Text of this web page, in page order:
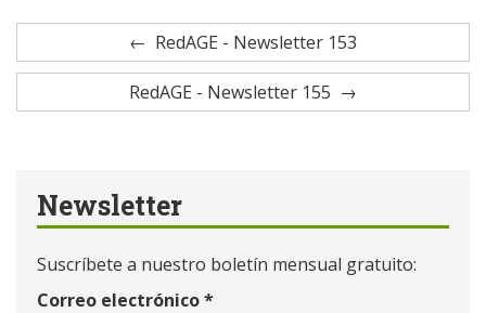
RedAGE - Newsletter 153
RedAGE - Newsletter 155
Newsletter
Suscríbete a nuestro boletín mensual gratuito:
Correo electrónico*